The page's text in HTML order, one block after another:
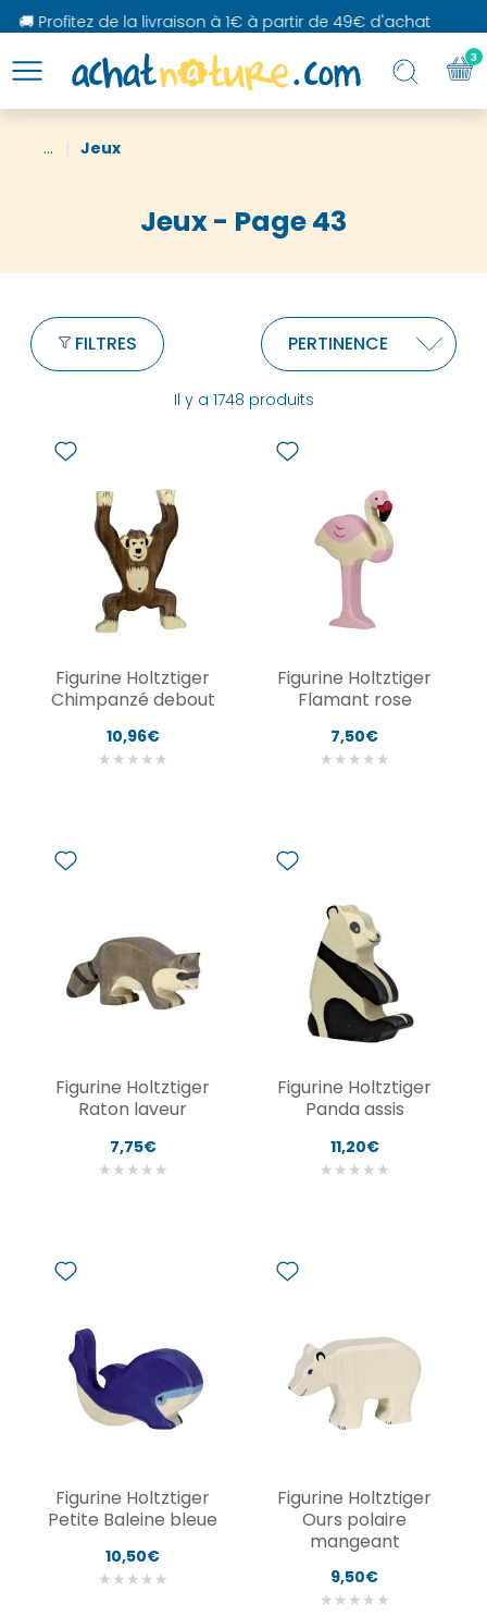
Profitez de la livraison à 1€ à partir de 49€ d'achat
... Jeux
Jeux - Page 43
Il y a 1748 produits
FILTRES
Figurine Holtztiger
Chimpanzé debout
10,96€
★ ★ ★ ★ ★
Figurine Holtztiger
Flamant rose
7,50€
★ ★ ★ ★ ★
Figurine Holtztiger
Raton laveur
7,75€
★ ★ ★ ★ ★
Figurine Holtztiger
Panda assis
11,20€
★ ★ ★ ★ ★
Figurine Holtztiger
Petite Baleine bleue
10,50€
★ ★ ★ ★ ★
Figurine Holtztiger
Ours polaire
mangeant
9,50€
★ ★ ★ ★ ★
3